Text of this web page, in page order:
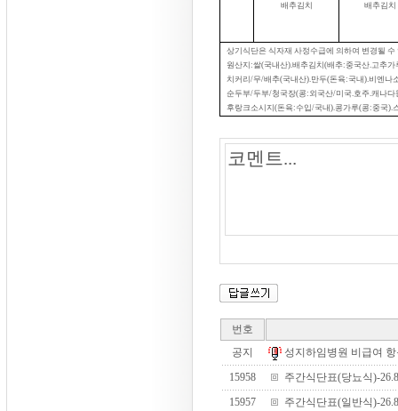
배추김치
배추김치
상기식단은 식자재 사정수급에 의하여 변경될 수
원산지:쌀(국내산).배추김치(배추:중국산.고추가
치커리/무/배추(국내산).만두(돈육:국내).비엔나
순두부/두부/청국장(콩: 외국산/미국.호주.캐나다
후랑크소시지(돈육:수입/국내).콩가루(콩:중국).
번호
공지
성지하임병원 비급여
15958
주간식단표(당뇨식)-
15957
주간식단표(일반식)-